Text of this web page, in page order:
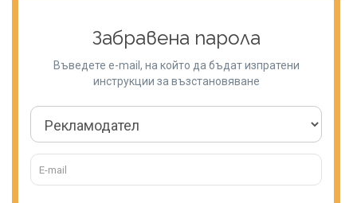
Забравена парола
Въведете e-mail, на който да бъдат изпратени
инструкции за възстановяване